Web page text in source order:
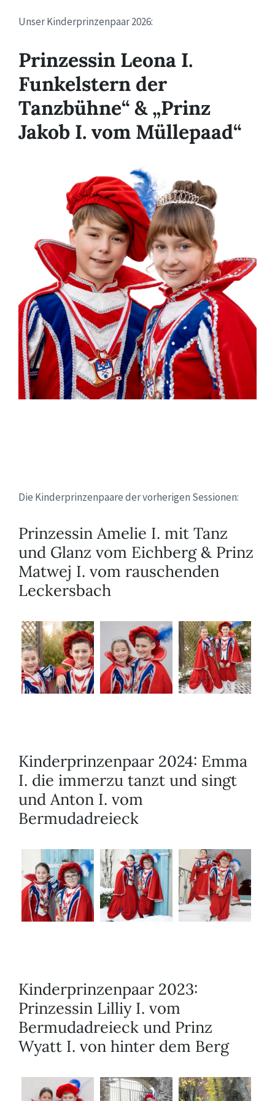
Unser Kinderprinzenpaar 2026:
Prinzessin Leona I.
Funkelstern der
Tanzbühne“ & „Prinz
Jakob I. vom Müllepaad“
Die Kinderprinzenpaare der vorherigen Sessionen:
Prinzessin Amelie I. mit Tanz
und Glanz vom Eichberg & Prinz
Matwej I. vom rauschenden
Leckersbach
Kinderprinzenpaar 2024: Emma
I. die immerzu tanzt und singt
und Anton I. vom
Bermudadreieck
Kinderprinzenpaar 2023:
Prinzessin Lilliy I. vom
Bermudadreieck und Prinz
Wyatt I. von hinter dem Berg